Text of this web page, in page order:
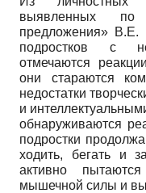
выявленных по
предложения»
подростков с
отмечаются
они стараются
недостатки
и
обнаруживаются
подростки
ходить, бегать и
активно
мышечной силы и